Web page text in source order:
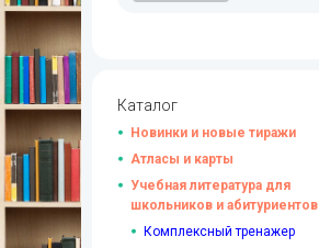
Каталог
Новинки и новые тиражи
Атласы и карты
Учебная литература для
школьников и абитуриентов
Комплексный тренажер